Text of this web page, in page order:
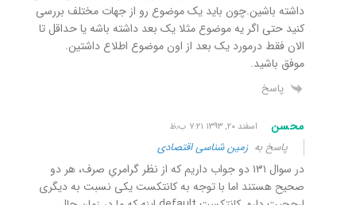
داشته باشین.چون باید یک موضوع رو از جهات مختلف بررسی
کنید حتی اگر یه موضوع مثلا یک بعد داشته باشه یا حداقل تا
الان فقط درمورد یک بعد از اون موضوع اطلاع داشتین.
موفق باشید.
پاسخ
محسن اسفند ۲۰, ۱۳۹۳ ۷:۲۱ ب٫ظ
پاسخ بهزمین شناسی اقتصادی
در سوال ۱۳۱ دو جواب داریم که از نظر گرامریِ صرف، هر دو
صحیح هستند اما با توجه به کانتکست یکی نسبت به دیگری